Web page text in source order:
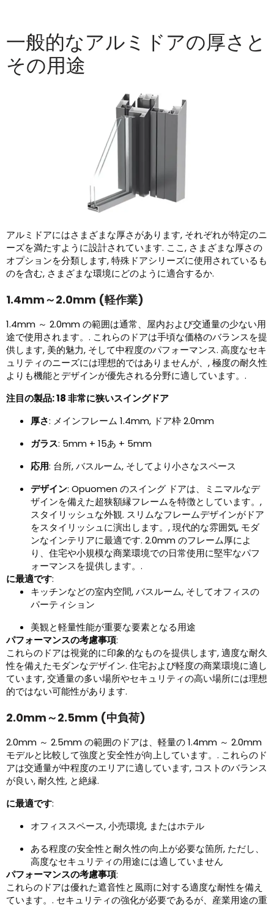
一般的なアルミドアの厚さと
その用途
アルミドアにはさまざまな厚さがあります, それぞれが特定のニ
ーズを満たすように設計されています. ここ, さまざまな厚さの
オプションを分類します, 特殊ドアシリーズに使用されているも
のを含む, さまざまな環境にどのように適合するか.
1.4mm～2.0mm (軽作業)
1.4mm ～ 2.0mm の範囲は通常、屋内および交通量の少ない用
途で使用されます。. これらのドアは手頃な価格のバランスを提
供します, 美的魅力, そして中程度のパフォーマンス. 高度なセキ
ュリティのニーズには理想的ではありませんが、, 極度の耐久性
よりも機能とデザインが優先される分野に適しています。.
注目の製品: 18 非常に狭いスイングドア
厚さ: メインフレーム 1.4mm, ドア枠 2.0mm
ガラス: 5mm + 15あ + 5mm
応用: 台所, バスルーム, そしてより小さなスペース
デザイン: Opuomen のスイング ドアは、ミニマルなデ
ザインを備えた超狭額縁フレームを特徴としています。,
スタイリッシュな外観. スリムなフレームデザインがドア
をスタイリッシュに演出します。, 現代的な雰囲気, モダ
ンなインテリアに最適です. 2.0mm のフレーム厚によ
り、住宅や小規模な商業環境での日常使用に堅牢なパフ
ォーマンスを提供します。.
に最適です:
キッチンなどの室内空間, バスルーム, そしてオフィスの
パーティション
美観と軽量性能が重要な要素となる用途
パフォーマンスの考慮事項:
これらのドアは視覚的に印象的なものを提供します, 適度な耐久
性を備えたモダンなデザイン. 住宅および軽度の商業環境に適し
ています, 交通量の多い場所やセキュリティの高い場所には理想
的ではない可能性があります.
2.0mm～2.5mm (中負荷)
2.0mm ～ 2.5mm の範囲のドアは、軽量の 1.4mm ～ 2.0mm
モデルと比較して強度と安全性が向上しています。. これらのド
アは交通量が中程度のエリアに適しています, コストのバランス
が良い, 耐久性, と絶縁.
に最適です:
オフィススペース, 小売環境, またはホテル
ある程度の安全性と耐久性の向上が必要な箇所, ただし、
高度なセキュリティの用途には適していません
パフォーマンスの考慮事項:
これらのドアは優れた遮音性と風雨に対する適度な耐性を備え
ています。. セキュリティの強化が必要であるが、産業用途の重